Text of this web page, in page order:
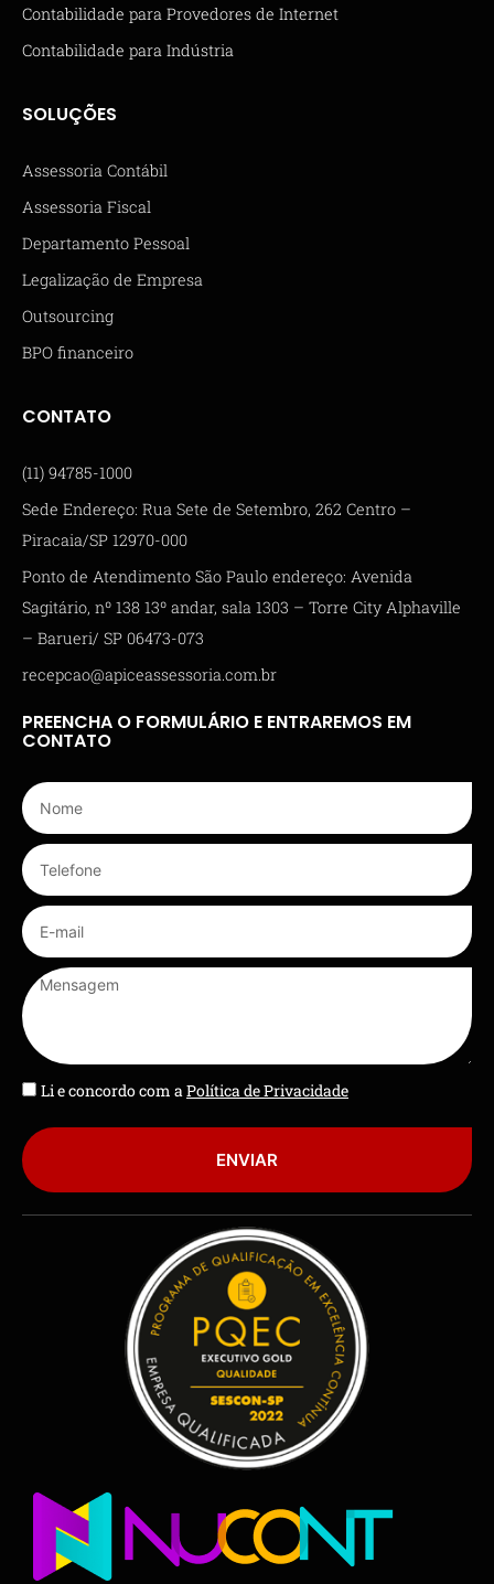
Contabilidade para Provedores de Internet
Contabilidade para Indústria
SOLUÇÕES
Assessoria Contábil
Assessoria Fiscal
Departamento Pessoal
Legalização de Empresa
Outsourcing
BPO financeiro
CONTATO
(11) 94785-1000
Sede Endereço: Rua Sete de Setembro, 262 Centro –
Piracaia/SP 12970-000
Ponto de Atendimento São Paulo endereço: Avenida
Sagitário, nº 138 13º andar, sala 1303 – Torre City Alphaville
– Barueri/ SP 06473-073
recepcao@apiceassessoria.com.br
PREENCHA O FORMULÁRIO E ENTRAREMOS EM
CONTATO
Li e concordo com aPolítica de Privacidade
ENVIAR